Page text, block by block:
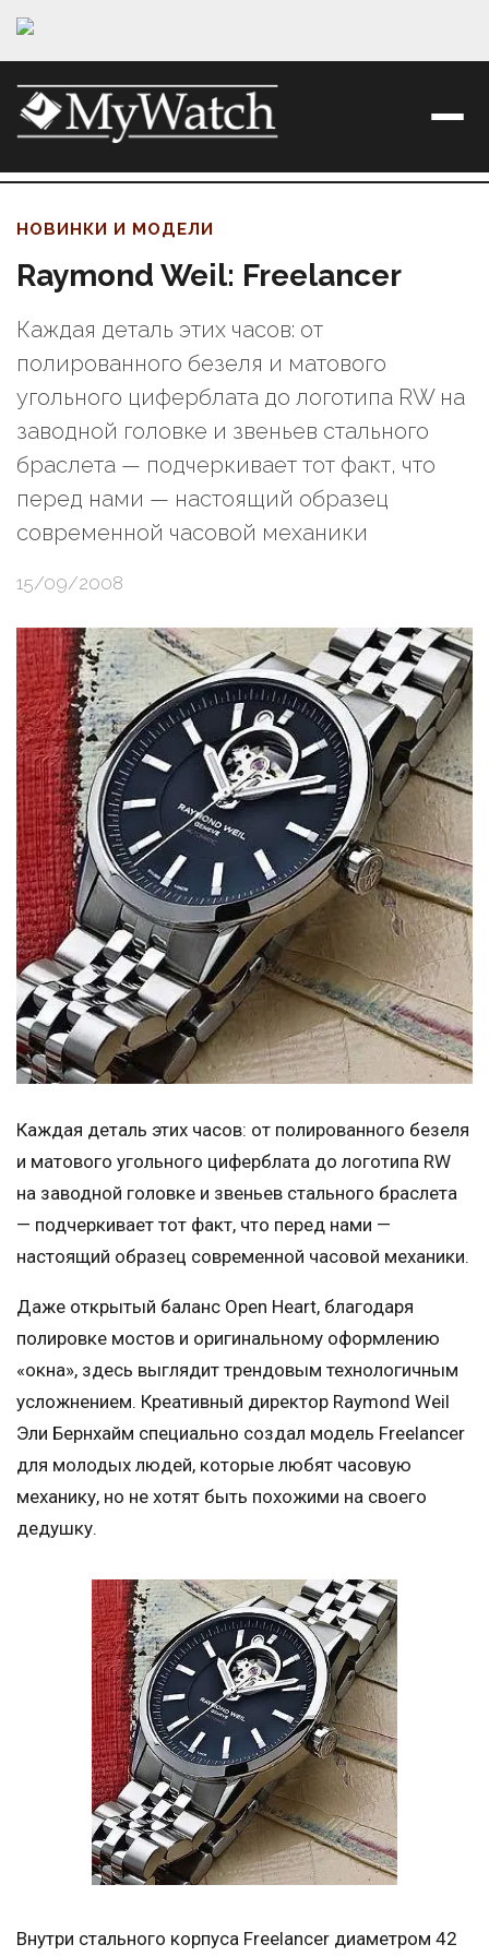
НОВИНКИ И МОДЕЛИ
Raymond Weil: Freelancer
Каждая деталь этих часов: от
полированного безеля и матового
угольного циферблата до логотипа RW на
заводной головке и звеньев стального
браслета — подчеркивает тот факт, что
перед нами — настоящий образец
современной часовой механики
15/09/2008
Каждая деталь этих часов: от полированного безеля
и матового угольного циферблата до логотипа RW
на заводной головке и звеньев стального браслета
— подчеркивает тот факт, что перед нами —
настоящий образец современной часовой механики.
Даже открытый баланс Open Heart, благодаря
полировке мостов и оригинальному оформлению
«окна», здесь выглядит трендовым технологичным
усложнением. Креативный директор Raymond Weil
Эли Бернхайм специально создал модель Freelancer
для молодых людей, которые любят часовую
механику, но не хотят быть похожими на своего
дедушку.
Внутри стального корпуса Freelancer диаметром 42